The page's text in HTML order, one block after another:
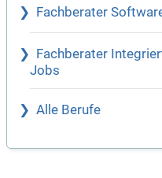
Fachberater
Fachberater
Jobs
Alle Berufe